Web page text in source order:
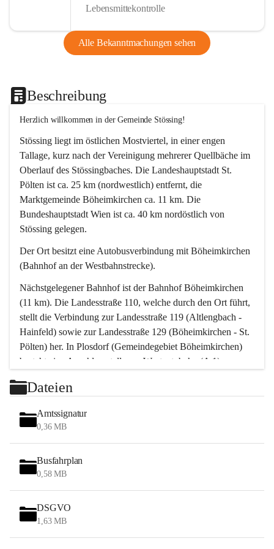
Lebensmittekontrolle
Alle Bekanntmachungen sehen
Beschreibung
Herzlich willkommen in der Gemeinde Stössing!
Stössing liegt im östlichen Mostviertel, in einer engen
Tallage, kurz nach der Vereinigung mehrerer Quellbäche im
Oberlauf des Stössingbaches. Die Landeshauptstadt St.
Pölten ist ca. 25 km (nordwestlich) entfernt, die
Marktgemeinde Böheimkirchen ca. 11 km. Die
Bundeshauptstadt Wien ist ca. 40 km nordöstlich von
Stössing gelegen.
Der Ort besitzt eine Autobusverbindung mit Böheimkirchen
(Bahnhof an der Westbahnstrecke).
Nächstgelegener Bahnhof ist der Bahnhof Böheimkirchen
(11 km). Die Landesstraße 110, welche durch den Ort führt,
stellt die Verbindung zur Landesstraße 119 (Altlengbach -
Hainfeld) sowie zur Landesstraße 129 (Böheimkirchen - St.
Pölten) her. In Plosdorf (Gemeindegebiet Böheimkirchen)
besteht eine Anschlussstelle zur Westautobahn (A 1).
Wien erreicht man in ca. 45 Minuten.
Stössing zählt noch zum Naherholungsraum Wien sowie
zum Naherholungsraum St. Pölten. Viele Bauernhöfe hatten
„ihre Wiener“. Seit 1960 bauten viele Wiener
Wochenendhäuser im Gemeindegebiet. Wegen des
waldreichen Jagdgebietes haben viele Jagdpächter ihre
Das Wandern ist aus touristischer Sicht die bedeutendste
Tätigkeit. Das hügelige Gebiet mit Wanderwegen durch
Wiesen, Wälder und Obstkulturen lädt dazu ein. Gefördert
Dateien
Amtssignatur
0,36 MB
Busfahrplan
0,58 MB
DSGVO
1,63 MB